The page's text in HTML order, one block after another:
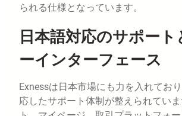
られる仕様となっています。
日本語対応のサポー
ーインターフェース
Exnessは日本市場にも力を入れてお
応したサポート体制が整えられてい